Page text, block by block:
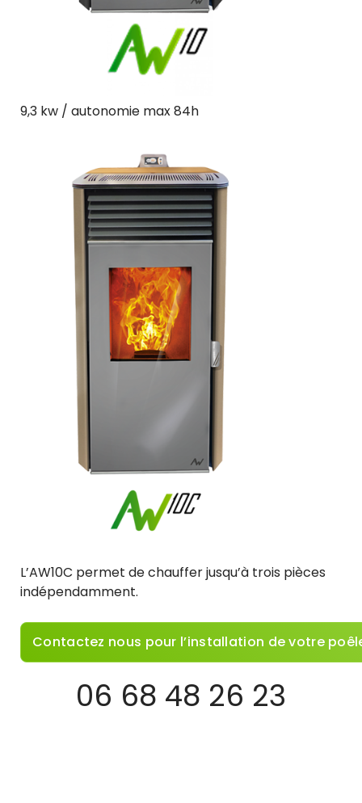
9,3 kw / autonomie max 84h
L’AW10C permet de chauffer jusqu’à trois pièces
indépendamment.
Contactez nous pour l’installation de votre
06 68 48 26 23